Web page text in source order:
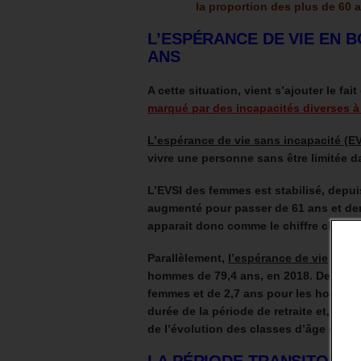
la proportion des plus de 60
L’ESPÉRANCE DE VIE EN
ANS
A cette situation, vient s’ajouter le fait
marqué par des incapacités diverses à
L’espérance de vie sans incapacité
vivre une personne sans être limitée
L’EVSI des femmes est stabilisé,
augmenté pour passer de 61 ans et
apparait donc comme le chiffre clé.
Parallèlement, l’espérance de vie
hommes de 79,4 ans, en 2018. Depuis
femmes et de 2,7 ans pour les hommes.
durée de la période de retraite et, par
de l’évolution des classes d’âge